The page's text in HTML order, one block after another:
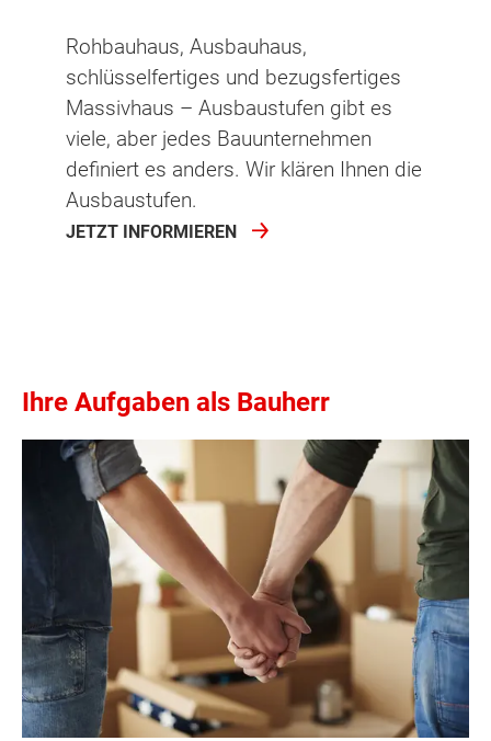
Rohbauhaus, Ausbauhaus,
schlüsselfertiges und bezugsfertiges
Massivhaus – Ausbaustufen gibt es
viele, aber jedes Bauunternehmen
definiert es anders. Wir klären Ihnen die
Ausbaustufen.
JETZT INFORMIEREN
Ihre Aufgaben als Bauherr